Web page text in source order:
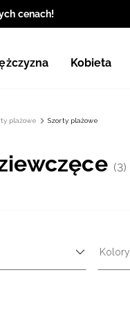
cenach!
Kobieta
plażowe Szorty plażowe
(3)
Kolory